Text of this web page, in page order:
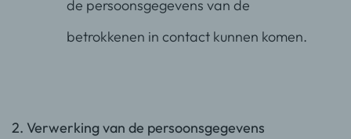
de persoonsgegevens van de
betrokkenen in contact kunnen komen.
2. Verwerking van de persoonsgegevens